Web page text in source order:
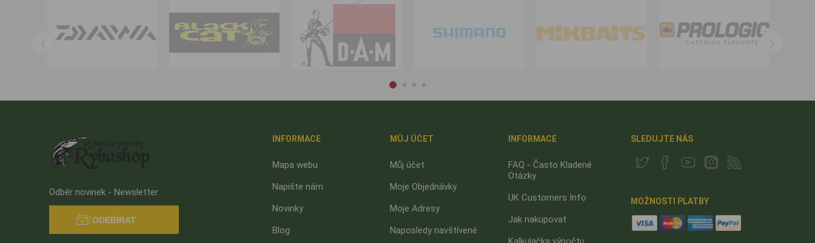
Odběr novinek - Newsletter
ODEBÍRAT
INFORMACE
Mapa webu
Napište nám
Novinky
Blog
MŮJ ÚČET
Můj účet
Moje Objednávky
Moje Adresy
Naposledy navštívené
INFORMACE
FAQ - Často Kladené
Otázky
UK Customers Info
Jak nakupovat
SLEDUJTE NÁS
MOŽNOSTI PLATBY